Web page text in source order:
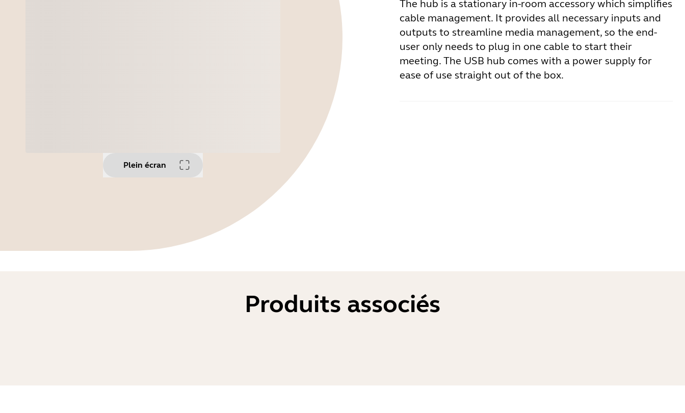
Plein écran
The hub is a stationary in-room accessory which simplifies
cable management. It provides all necessary inputs and
outputs to streamline media management, so the end-
user only needs to plug in one cable to start their
meeting. The USB hub comes with a power supply for
ease of use straight out of the box.
Produits associés